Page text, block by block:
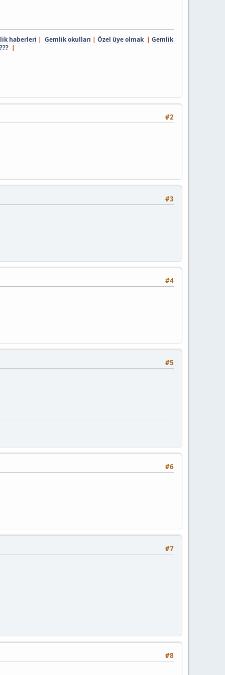
haberleri | Gemlik okulları | Özel üye olmak| Gemlik
|
#2
#3
#4
#5
#6
#7
#8